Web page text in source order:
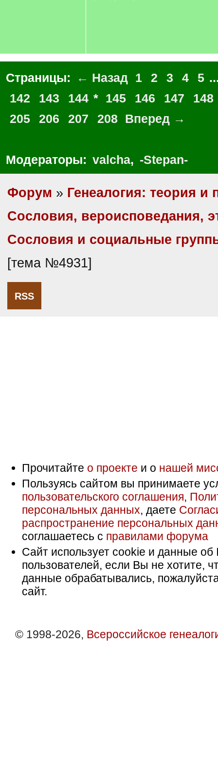
Страницы: ← Назад 1 2 3 4 5
142
143 144 * 145 146 147 148
205
206 207 208 Вперед →
Модераторы: valcha, -Stepan-
Форум » Генеалогия: теория и
Сословия, вероисповедания,
Сословия и социальные
[тема №4931]
RSS
Прочитайте о проекте и о нашей
Пользуясь сайтом вы принимаете
пользовательского соглашения,
персональных данных, даете
распространение персональных
соглашаетесь с правилами форума
Сайт использует cookie и данные об
пользователей, если Вы не хотите,
данные обрабатывались,
сайт.
© 1998-2026, Всероссийское